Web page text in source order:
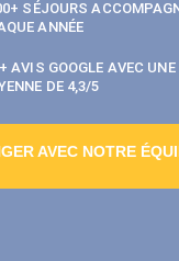
SÉJOURS
ANNÉE
AVIS GOOGLE AVEC UNE
DE 4,3/5
AVEC NOTRE